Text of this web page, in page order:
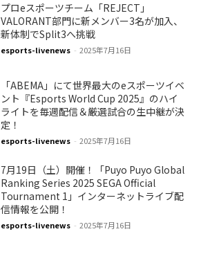
プロeスポーツチーム「REJECT」
VALORANT部門に新メンバー3名が加入、
新体制でSplit3へ挑戦
esports-livenews - 2025年7月16日
「ABEMA」にて世界最大のeスポーツイベ
ント『Esports World Cup 2025』のハイ
ライトを毎週配信＆厳選試合の生中継が決
定！
esports-livenews - 2025年7月16日
7月19日（土）開催！「Puyo Puyo Global
Ranking Series 2025 SEGA Official
Tournament 1」インターネットライブ配
信情報を公開！
esports-livenews - 2025年7月16日